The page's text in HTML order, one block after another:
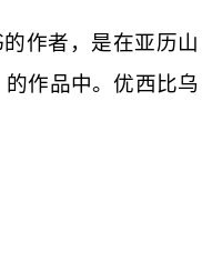
作者，是在亚历山
的作品中。优西比乌